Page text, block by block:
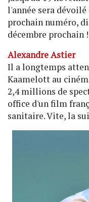
l'année sera
prochain numéro,
décembre prochain !
Alexandre Astier
Il a longtemps
Kaamelott au
2,4 millions de
office d'un film
sanitaire. Vite, la